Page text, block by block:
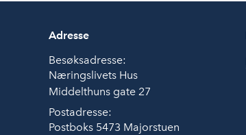
Adresse
Besøksadresse:
Næringslivets Hus
Middelthuns gate 27
Postadresse:
Postboks 5473 Majorstuen